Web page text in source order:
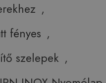
,
fényes ,
szelepek ,